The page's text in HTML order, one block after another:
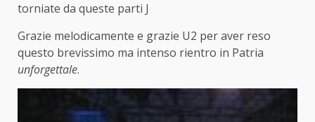
torniate da queste parti J
Grazie melodicamente e grazie U2 per aver reso
questo brevissimo ma intenso rientro in Patria
unforgettale.